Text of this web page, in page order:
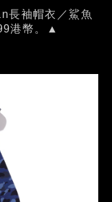
袖帽衣／鯊魚
港幣。▲